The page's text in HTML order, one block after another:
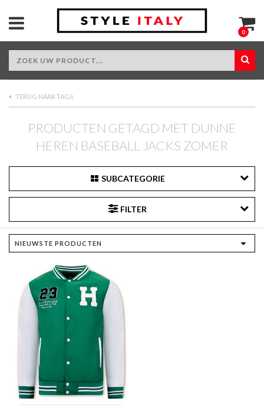
0
TERUG NAAR TAGS
PRODUCTEN GETAGD MET DUNNE
HEREN BASEBALL JACKS ZOMER
SUBCATEGORIE
FILTER